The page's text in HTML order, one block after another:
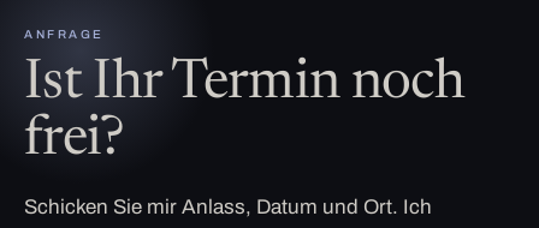
ANFRAGE
Ist Ihr Termin noch
frei?
Schicken Sie mir Anlass, Datum und Ort. Ich